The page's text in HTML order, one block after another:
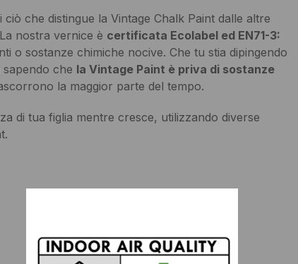
che distingue la Vintage Chalk Paint dalle altre
nostra vernice è certificata Ecolabel ed EN71-3:
o sostanze chimiche nocive. Che tu stia dipingendo
che la Vintage Paint è priva di sostanze
la maggior parte del tempo.
di tua figlia mentre cresce, utilizzando diverse